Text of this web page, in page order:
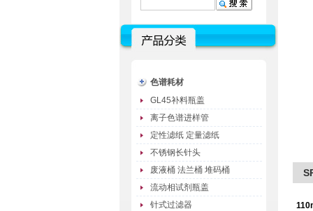
色谱耗材
GL45补料瓶盖
离子色谱进样管
定性滤纸 定量滤纸
不锈钢长针头
废液桶 法兰桶 堆码桶
流动相试剂瓶盖
针式过滤器